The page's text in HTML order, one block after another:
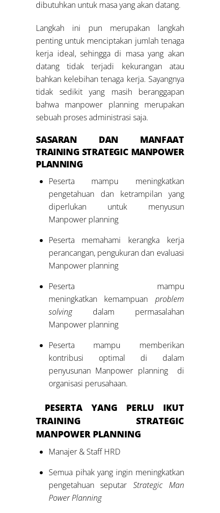
dibutuhkan untuk masa yang akan datang.
Langkah ini pun merupakan langkah
penting untuk menciptakan jumlah tenaga
kerja ideal, sehingga di masa yang akan
datang tidak terjadi kekurangan atau
bahkan kelebihan tenaga kerja. Sayangnya
tidak sedikit yang masih beranggapan
bahwa manpower planning merupakan
sebuah proses administrasi saja.
SASARAN DAN MANFAAT
TRAINING STRATEGIC MANPOWER
PLANNING
Peserta mampu meningkatkan
pengetahuan dan ketrampilan yang
diperlukan untuk menyusun
Manpower planning
Peserta memahami kerangka kerja
perancangan, pengukuran dan evaluasi
Manpower planning
Peserta mampu
meningkatkan kemampuan problem
solving dalam permasalahan
Manpower planning
Peserta mampu memberikan
kontribusi optimal di dalam
penyusunan Manpower planning di
organisasi perusahaan.
PESERTA YANG PERLU IKUT
TRAINING STRATEGIC
MANPOWER PLANNING
Manajer & Staff HRD
Semua pihak yang ingin meningkatkan
pengetahuan seputarStrategic Man
Power Planning